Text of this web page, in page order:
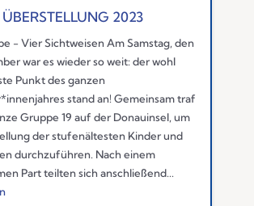
ÜBERSTELLUNG 2023
- Vier Sichtweisen Am Samstag, den
war es wieder so weit: der wohl
Punkt des ganzen
stand an! Gemeinsam traf
Gruppe 19 auf der Donauinsel, um
der stufenältesten Kinder und
durchzuführen. Nach einem
Part teilten sich anschließend...